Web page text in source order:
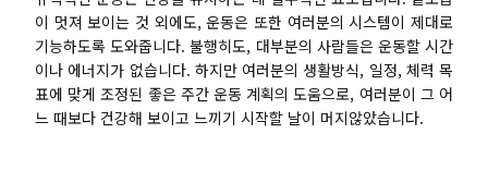
UML 다이어그램
조직도
사용자 여정 지도
아키텍처 다이어그램
워크플로우
이 멋져 보이는 것 외에도, 운동은 또한 여러분의 시스템이 제대로
기능하도록 도와줍니다. 불행히도, 대부분의 사람들은 운동할 시간
이나 에너지가 없습니다. 하지만 여러분의 생활방식, 일정, 체력 목
표에 맞게 조정된 좋은 주간 운동 계획의 도움으로, 여러분이 그 어
느 때보다 건강해 보이고 느끼기 시작할 날이 머지않았습니다.